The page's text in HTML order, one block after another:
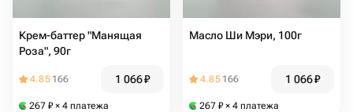
Крем-баттер "Манящая
Роза", 90г
4.85 166 1 066₽
267 ₽ × 4 платежа
Масло Ши Мэри, 100г
4.85 166 1 066₽
267 ₽ × 4 платежа